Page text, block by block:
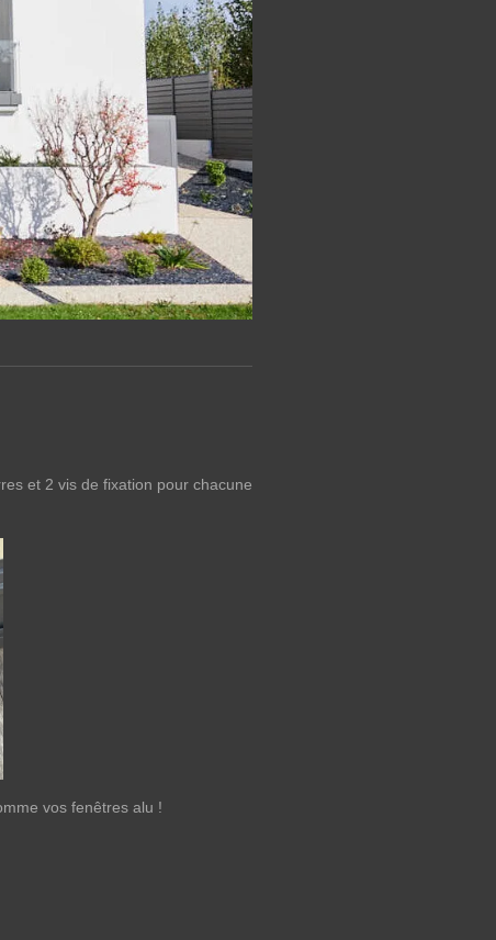
et 2 vis de fixation pour chacune
vos fenêtres alu !